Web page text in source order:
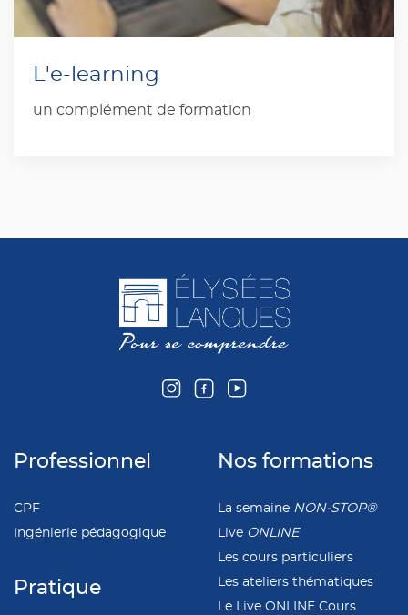
L'e-learning
un complément de formation
Professionnel
CPF
Ingénierie pédagogique
Pratique
Nos formations
La semaine NON-STOP®
Live ONLINE
Les cours particuliers
Les ateliers thématiques
Le Live ONLINE Cours